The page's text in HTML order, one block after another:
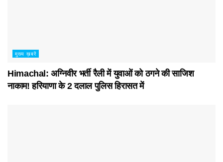
मुख्य ख़बरें
Himachal: अग्निवीर भर्ती रैली में युवाओं को ठगने की साजिश
नाकाम! हरियाणा के 2 दलाल पुलिस हिरासत में